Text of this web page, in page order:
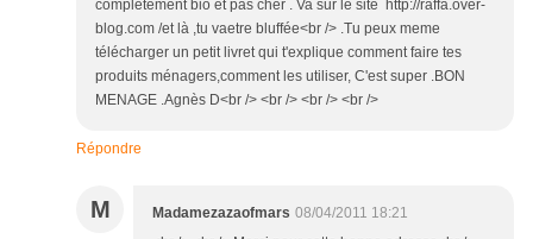
complétement bio et pas cher . Va sur le site http://raffa.over-
blog.com /et là ,tu vaetre bluffée<br /> .Tu peux meme
télécharger un petit livret qui t'explique comment faire tes
produits ménagers,comment les utiliser, C'est super .BON
MENAGE .Agnès D<br /> <br /> <br /> <br />
Répondre
M Madamezazaofmars 08/04/2011 18:21